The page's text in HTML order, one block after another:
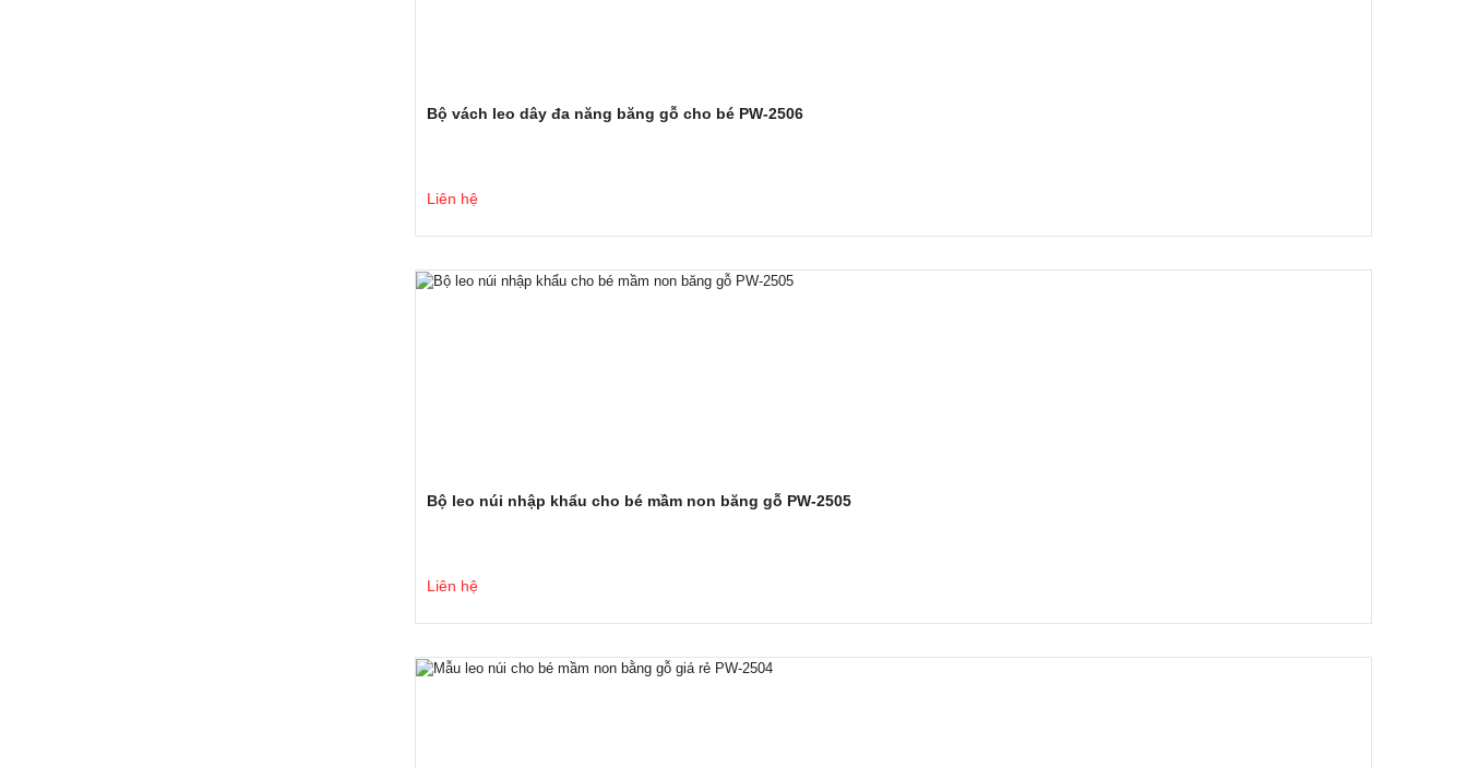
Bộ vách leo dây đa năng băng gỗ cho bé PW-2506
Liên hệ
Bộ leo núi nhập khẩu cho bé mầm non băng gỗ PW-2505
Liên hệ